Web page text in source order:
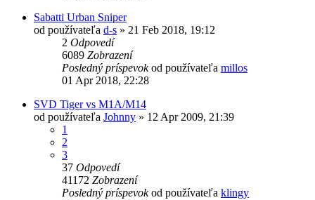
Sabatti Urban Sniper
od používateľa d-s » 21 Feb 2018, 19:12
2 Odpovedí
6089 Zobrazení
Posledný príspevokod používateľa millos
01 Apr 2018, 22:28
SVD Tiger vs M1A/M14
od používateľa Johnny » 12 Apr 2009, 21:39
1
2
3
37 Odpovedí
41172 Zobrazení
Posledný príspevokod používateľa klingy